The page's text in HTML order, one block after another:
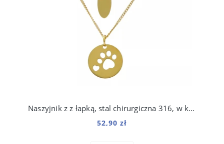
Naszyjnik z z łapką, stal chirurgiczna 316, w kolorze złota
52,90 zł